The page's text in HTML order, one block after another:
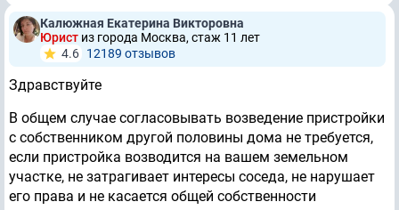
Калюжная Екатерина Викторовна
Юрист из города Москва, стаж 11 лет
4.6 12189 отзывов
Здравствуйте
В общем случае согласовывать возведение пристройки
с собственником другой половины дома не требуется,
если пристройка возводится на вашем земельном
участке, не затрагивает интересы соседа, не нарушает
его права и не касается общей собственности